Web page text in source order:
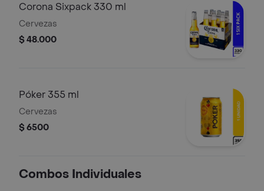
Corona Sixpack 330 ml
Cervezas
$ 48.000
Póker 355 ml
Cervezas
$ 6500
Combos Individuales